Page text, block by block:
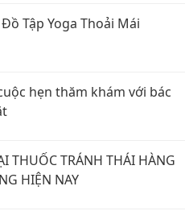
Tập Yoga Thoải Mái
hẹn thăm khám với bác
THUỐC TRÁNH THÁI HÀNG
HIỆN NAY